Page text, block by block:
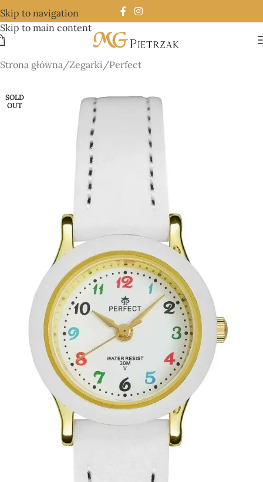
Skip to navigation
Skip to main content
Strona główna/Zegarki /Perfect
SOLD
OUT